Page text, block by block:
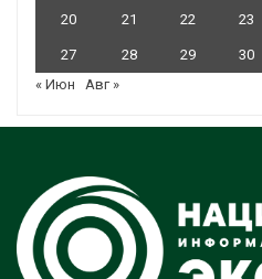
20 21 22 23
27 28 29 30
« Июн
Авг »